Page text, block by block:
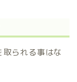
られる事はな